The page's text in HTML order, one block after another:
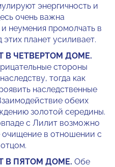
энергичность и
очень важна
неумения промолчать в
планет усиливает.
В ЧЕТВЕРТОМ ДОМЕ.
стороны
тогда как
наследственные
обеих
золотой середины.
с Лилит возможно
очищение в отношении с
В ПЯТОМ ДОМЕ. Обе